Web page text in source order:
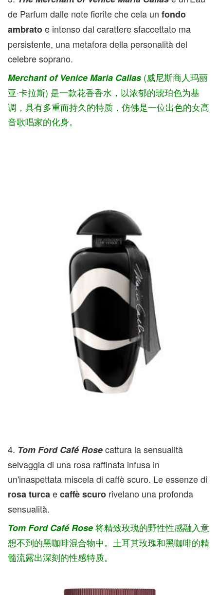
de Parfum dalle note fiorite che cela un fondo
ambratoe intenso dal carattere sfaccettato ma
persistente, una metafora della personalità del
celebre soprano.
Merchant of Venice Maria Callas (威尼斯商人玛丽
亚·卡拉斯) 是一款花香香水，以浓郁的琥珀色为基
调，具有多重而持久的特质，仿佛是一位出色的女高
音歌唱家的化身。
4. Tom Ford Café Rosecattura la sensualità
selvaggia di una rosa raffinata infusa in
un'inaspettata miscela di caffè scuro. Le essenze di
rosa turcaecaffè scuro rivelano una profonda
sensualità.
Tom Ford Café Rose将精致玫瑰的野性性感融入意
想不到的黑咖啡混合物中。土耳其玫瑰和黑咖啡的精
髓流露出深刻的性感特质。